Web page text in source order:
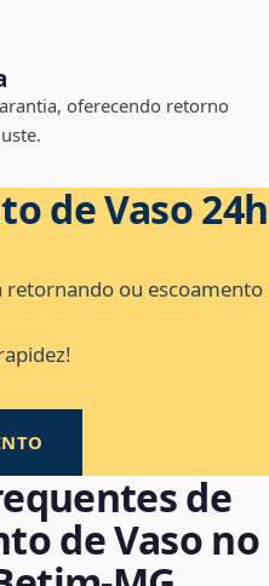
oferecendo retorno
de Vaso 24h
retornando ou escoamento
de
de Vaso no